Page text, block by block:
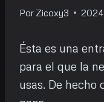
Por Zicoxy3
Ésta es una
para el que la
usas. De hecho